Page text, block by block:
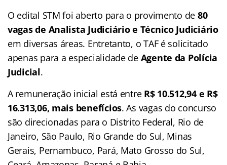
O edital STM foi aberto para o provimento de 80
vagas de Analista Judiciário e Técnico Judiciário
em diversas áreas. Entretanto, o TAF é solicitado
apenas para a especialidade de Agente da Polícia
Judicial.
A remuneração inicial está entreR$ 10.512,94 e R$
16.313,06, mais benefícios. As vagas do concurso
são direcionadas para o Distrito Federal, Rio de
Janeiro, São Paulo, Rio Grande do Sul, Minas
Gerais, Pernambuco, Pará, Mato Grosso do Sul,